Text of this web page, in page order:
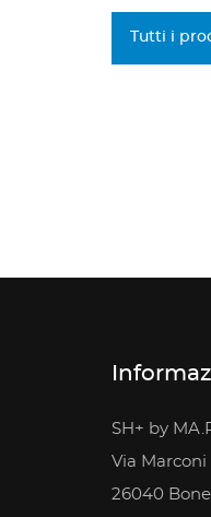
Tutti i
SH+ by
Via Marconi
26040